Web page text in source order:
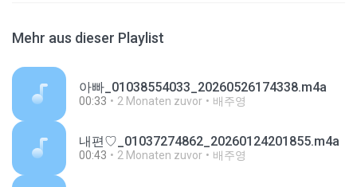
Mehr aus dieser Playlist
아빠_01038554033_20260526174338.m4a
00:33 2 Monaten zuvor 배주영
내편♡_01037274862_20260124201855.m4a
00:43 2 Monaten zuvor 배주영